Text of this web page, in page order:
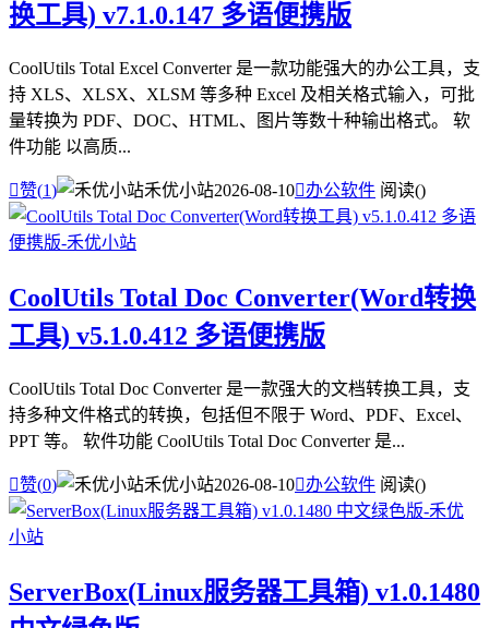
换工具) v7.1.0.147 多语便携版
CoolUtils Total Excel Converter 是一款功能强大的办公工具，支
持 XLS、XLSX、XLSM 等多种 Excel 及相关格式输入，可批
量转换为 PDF、DOC、HTML、图片等数十种输出格式。 软
件功能 以高质...
赞(1) 禾优小站2026-08-10办公软件 阅读()
CoolUtils Total Doc Converter(Word转换
工具) v5.1.0.412 多语便携版
CoolUtils Total Doc Converter 是一款强大的文档转换工具，支
持多种文件格式的转换，包括但不限于 Word、PDF、Excel、
PPT 等。 软件功能 CoolUtils Total Doc Converter 是...
赞(0) 禾优小站2026-08-10办公软件 阅读()
ServerBox(Linux服务器工具箱) v1.0.1480